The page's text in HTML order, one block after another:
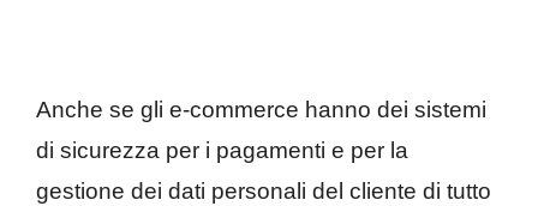
Anche se gli e-commerce hanno dei sistemi
di sicurezza per i pagamenti e per la
gestione dei dati personali del cliente di tutto